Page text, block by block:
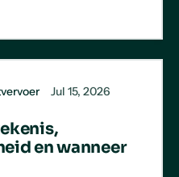
Jul 15, 2026
en wanneer